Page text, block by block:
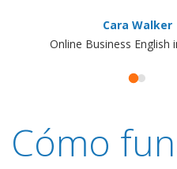
Cara Walker
Online Business English
Cómo